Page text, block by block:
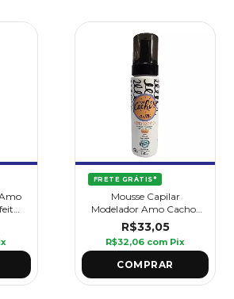
FRETE GRÁTIS*
Mousse Capilar
Modelador Amo Cachos
Cachos Perfeitos 180 ml
- Griffus
R$33,05
R$32,06 com Pix